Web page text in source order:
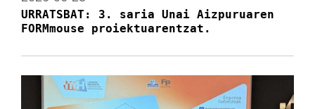
URRATSBAT: 3. saria Unai Aizpuruaren
FORMmouse proiektuarentzat.